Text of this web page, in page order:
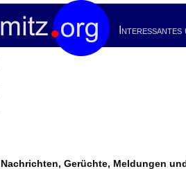
Nachrichten, Gerüchte, Meldungen